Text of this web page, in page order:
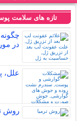
تازه های سلامت
در
علل،
روش